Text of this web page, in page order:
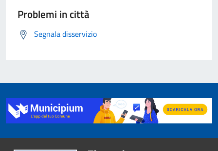
Problemi in città
Segnala disservizio